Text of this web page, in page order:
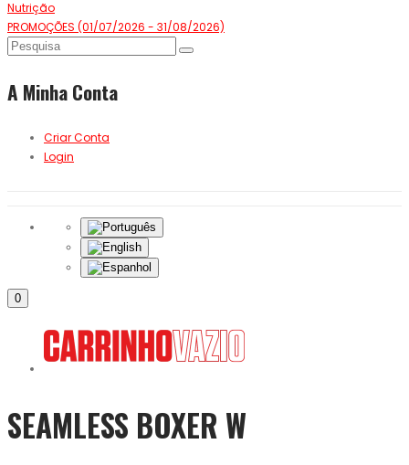
Nutrição
PROMOÇÕES (01/07/2026 - 31/08/2026)
A Minha Conta
Criar Conta
Login
0
SEAMLESS BOXER W